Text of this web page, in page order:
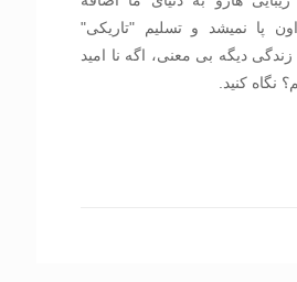
پا نمیشد و تسلیم "تاریکی"
دیگه بی معنی، اگه نا امید
نگاه کنید.